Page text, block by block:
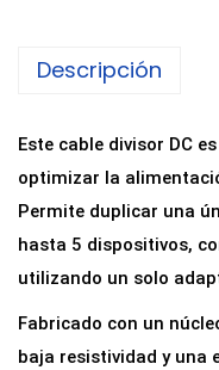
S
l
i
t
t
e
Descripción
Este cable divisor DC
optimizar la
Permite duplicar una
hasta 5 dispositivos,
utilizando un solo
Fabricado con un
baja resistividad y una